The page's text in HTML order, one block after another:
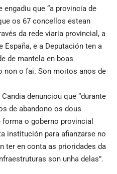
engadiu que “a provincia de
os 67 concellos estean
da rede viaria provincial, a
España, e a Deputación ten a
de mantela en boas
non o fai. Son moitos anos de
denunciou que “durante
de abandono os dous
forma o goberno provincial
institución para afianzarse no
ter en conta as prioridades da
son unha delas”.